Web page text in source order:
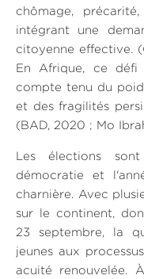
chômage,
intégrant une
citoyenne effective.
En Afrique, ce défi
compte tenu du
et des fragilités
(BAD, 2020 ; Mo
Les élections
démocratie et
charnière. Avec
sur le continent,
23 septembre, la
jeunes aux
acuité renouvelée.